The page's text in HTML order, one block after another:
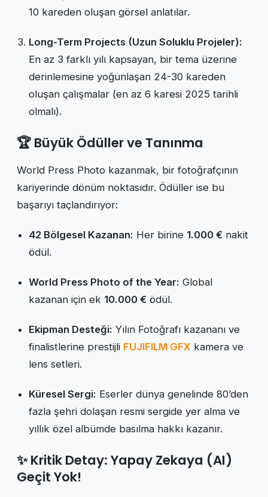
10 kareden oluşan görsel anlatılar.
Long-Term Projects (Uzun Soluklu Projeler):
En az 3 farklı yılı kapsayan, bir tema üzerine
derinlemesine yoğunlaşan 24-30 kareden
oluşan çalışmalar (en az 6 karesi 2025 tarihli
olmalı).
🏆 Büyük Ödüller ve Tanınma
World Press Photo kazanmak, bir fotoğrafçının
kariyerinde dönüm noktasıdır. Ödüller ise bu
başarıyı taçlandırıyor:
42 Bölgesel Kazanan: Her birine 1.000 € nakit
ödül.
World Press Photo of the Year: Global
kazanan için ek 10.000 € ödül.
Ekipman Desteği: Yılın Fotoğrafı kazananı ve
finalistlerine prestijli FUJIFILM GFX kamera ve
lens setleri.
Küresel Sergi: Eserler dünya genelinde 80’den
fazla şehri dolaşan resmi sergide yer alma ve
yıllık özel albümde basılma hakkı kazanır.
✨ Kritik Detay: Yapay Zekaya (AI)
Geçit Yok!